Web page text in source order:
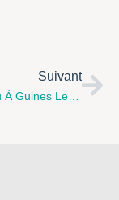
Suivant
Fête Du Jeu À Guines Le Samedi 26 Mai De 10 À 18 H À L’espace Communautaire 9 Avenue De La Libération Renseignements Au 03.21.19.26.26